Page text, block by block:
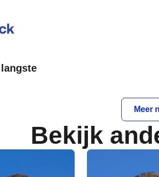
Meer
Bekijk